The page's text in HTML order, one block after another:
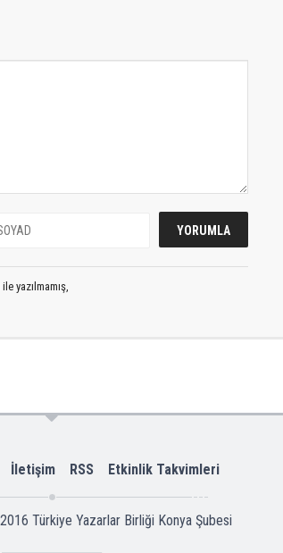
yazılmamış,
İletişim RSS Etkinlik Takvimleri
Türkiye Yazarlar Birliği Konya Şubesi